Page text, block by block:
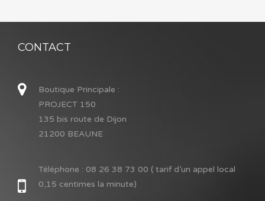
CONTACT
Boutique Principale :
PROJECT 150
135 bis route de Dijon
21200 BEAUNE
Téléphone : 08 26 38 73 00 ( tarif d’un appel local
0,15 centimes la minute)